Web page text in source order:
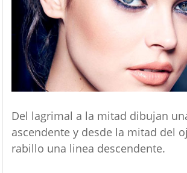
Del lagrimal a la mitad dibujan
ascendente y desde la mitad del
rabillo una linea descendente.